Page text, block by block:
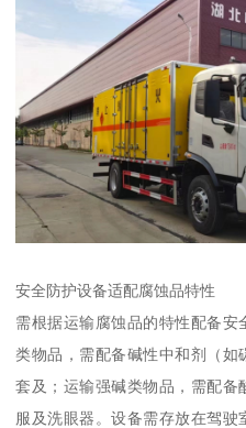
安全防护设备适配腐蚀品特性​
需根据运输腐蚀品的特性配备
类物品，需配备碱性中和剂（
套及；运输强碱类物品，需配备
服及洗眼器。设备需存放在驾